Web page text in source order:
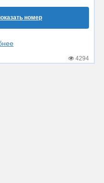
номер
4294